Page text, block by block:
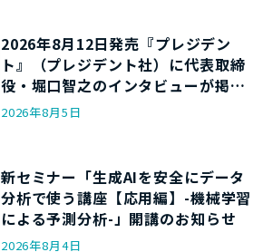
2026年8月12日発売『プレジデン
ト』（プレジデント社）に代表取締
役・堀口智之のインタビューが掲載
されます
2026年8月5日
新セミナー「生成AIを安全にデータ
分析で使う講座【応用編】-機械学習
による予測分析-」開講のお知らせ
2026年8月4日